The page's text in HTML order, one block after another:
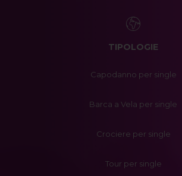
TIPOLOGIE
Capodanno per single
Barca a Vela per single
Crociere per single
Tour per single